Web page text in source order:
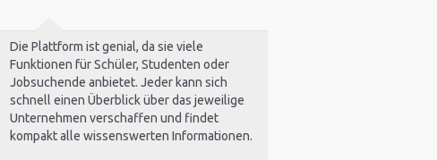
Die Plattform ist genial, da sie viele
Funktionen für Schüler, Studenten oder
Jobsuchende anbietet. Jeder kann sich
schnell einen Überblick über das jeweilige
Unternehmen verschaffen und findet
kompakt alle wissenswerten Informationen.